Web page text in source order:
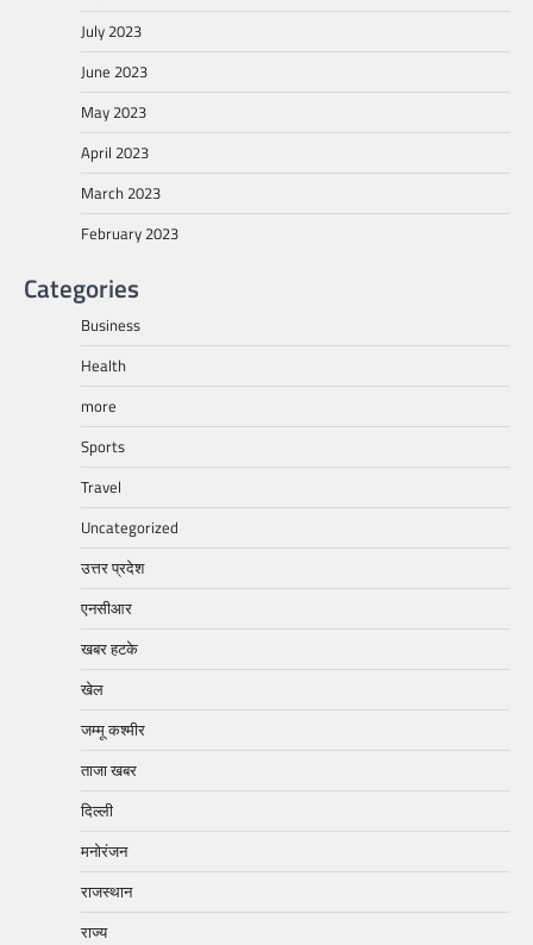
July 2023
June 2023
May 2023
April 2023
March 2023
February 2023
Categories
Business
Health
more
Sports
Travel
Uncategorized
उत्तर प्रदेश
एनसीआर
खबर हटके
खेल
जम्मू कश्मीर
ताजा खबर
दिल्ली
मनोरंजन
राजस्थान
राज्य